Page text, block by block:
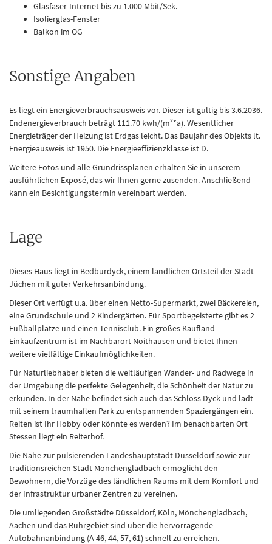
Glasfaser-Internet bis zu 1.000 Mbit/Sek.
Isolierglas-Fenster
Balkon im OG
Sonstige Angaben
Es liegt ein Energieverbrauchsausweis vor. Dieser ist gültig bis 3.6.2036.
Endenergieverbrauch beträgt 111.70 kwh/(m²*a). Wesentlicher
Energieträger der Heizung ist Erdgas leicht. Das Baujahr des Objekts lt.
Energieausweis ist 1950. Die Energieeffizienzklasse ist D.
Weitere Fotos und alle Grundrissplänen erhalten Sie in unserem
ausführlichen Exposé, das wir Ihnen gerne zusenden. Anschließend
kann ein Besichtigungstermin vereinbart werden.
Lage
Dieses Haus liegt in Bedburdyck, einem ländlichen Ortsteil der Stadt
Jüchen mit guter Verkehrsanbindung.
Dieser Ort verfügt u.a. über einen Netto-Supermarkt, zwei Bäckereien,
eine Grundschule und 2 Kindergärten. Für Sportbegeisterte gibt es 2
Fußballplätze und einen Tennisclub. Ein großes Kaufland-
Einkaufzentrum ist im Nachbarort Noithausen und bietet Ihnen
weitere vielfältige Einkaufmöglichkeiten.
Für Naturliebhaber bieten die weitläufigen Wander- und Radwege in
der Umgebung die perfekte Gelegenheit, die Schönheit der Natur zu
erkunden. In der Nähe befindet sich auch das Schloss Dyck und lädt
mit seinem traumhaften Park zu entspannenden Spaziergängen ein.
Reiten ist Ihr Hobby oder könnte es werden? Im benachbarten Ort
Stessen liegt ein Reiterhof.
Die Nähe zur pulsierenden Landeshauptstadt Düsseldorf sowie zur
traditionsreichen Stadt Mönchengladbach ermöglicht den
Bewohnern, die Vorzüge des ländlichen Raums mit dem Komfort und
der Infrastruktur urbaner Zentren zu vereinen.
Die umliegenden Großstädte Düsseldorf, Köln, Mönchengladbach,
Aachen und das Ruhrgebiet sind über die hervorragende
Autobahnanbindung (A 46, 44, 57, 61) schnell zu erreichen.